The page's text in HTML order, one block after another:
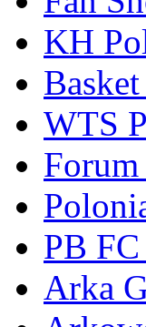
KH
WTS
PB
Arka